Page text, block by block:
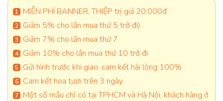
MIỄN PHÍ BANNER, THIỆP trị giá 20.000đ
Giảm 5% cho lần mua thứ 5 trở đi)
Giảm 7% cho lần mua thứ 7
Giảm 10% cho lần mua thứ 10 trở đi
Gửi hình trước khi giao, cam kết hài lòng 100%
Cam kết hoa tươi trên 3 ngày
Một số mẫu chỉ có tại TPHCM và Hà Nội, khách hàng ở